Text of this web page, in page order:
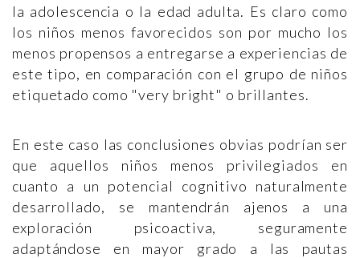
la adolescencia o la edad adulta. Es claro como
los niños menos favorecidos son por mucho los
menos propensos a entregarse a experiencias de
este tipo, en comparación con el grupo de niños
etiquetado como "very bright" o brillantes.
En este caso las conclusiones obvias podrían ser
que aquellos niños menos privilegiados en
cuanto a un potencial cognitivo naturalmente
desarrollado, se mantendrán ajenos a una
exploración psicoactiva, seguramente
adaptándose en mayor grado a las pautas